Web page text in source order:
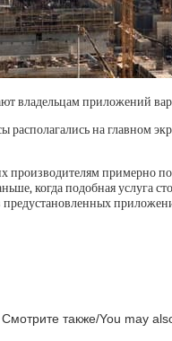
владельцам приложений
на главном
примерно
когда подобная услуга
Смотрите также/You may